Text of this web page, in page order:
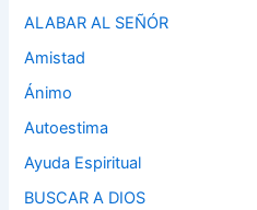
ALABAR AL SEÑÓR
Amistad
Ánimo
Autoestima
Ayuda Espiritual
BUSCAR A DIOS